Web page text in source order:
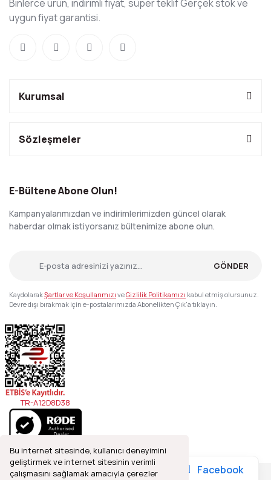
Bu internet sitesinde, kullanıcı deneyimini
geliştirmek ve internet sitesinin verimli
çalışmasını sağlamak amacıyla çerezler
Binlerce ürün, indirimli fiyat, süper teklif Gerçek stok ve
uygun fiyat garantisi.
Kurumsal
Sözleşmeler
E-Bültene Abone Olun!
Kampanyalarımızdan ve indirimlerimizden güncel olarak
haberdar olmak istiyorsanız bültenimize abone olun.
GÖNDER
KaydolarakŞartlar ve Koşullarımızı veGizlilik Politikamızı kabul etmiş olursunuz.
Devre dışı bırakmak için e-postalarımızda Abonelikten Çık'a tıklayın.
TR-A12D8D38
Facebook